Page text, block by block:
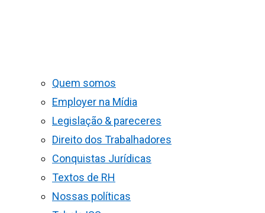
Quem somos
Employer na Mídia
Legislação & pareceres
Direito dos Trabalhadores
Conquistas Jurídicas
Textos de RH
Nossas políticas